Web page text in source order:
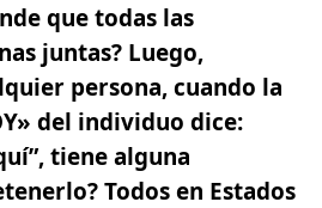
que todas las
juntas? Luego,
persona, cuando la
del individuo dice:
tiene alguna
Todos en Estados